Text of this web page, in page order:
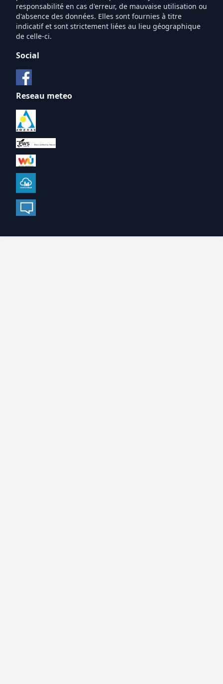
responsabilité en cas d'erreur, de mauvaise utilisation ou
d'absence des données. Elles sont fournies à titre
indicatif et sont strictement liées au lieu géographique
de celle-ci.
Social
Reseau meteo